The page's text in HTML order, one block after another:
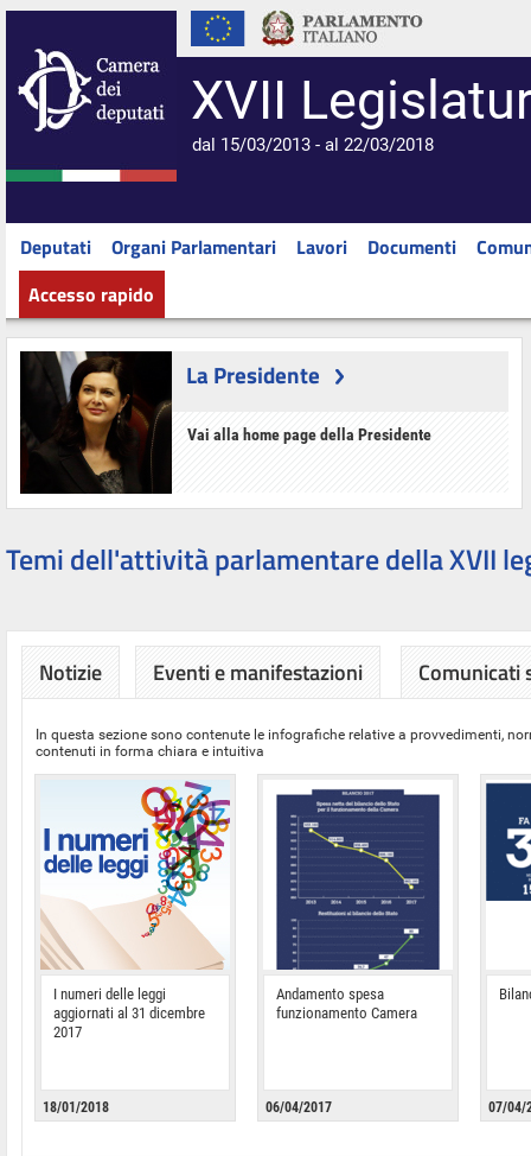
XVII
dal 15/03/2013 - al 22/03/2018
Deputati Organi Parlamentari Lavori Documenti
Accesso rapido
La Presidente
Vai alla home page della Presidente
Temi dell'attività parlamentare della XVII
Notizie Eventi e manifestazioni Comunicati
In questa sezione sono contenute le infografiche relative a provvedimenti,
contenuti in forma chiara e intuitiva
I numeri delle leggi
aggiornati al 31 dicembre
2017
18/01/2018
Andamento spesa
funzionamento Camera
06/04/2017 07/04/